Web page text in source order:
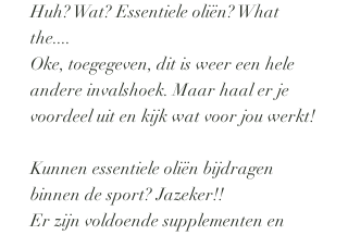
Huh? Wat? Essentiele oliën? What
the....
Oke, toegegeven, dit is weer een hele
andere invalshoek. Maar haal er je
voordeel uit en kijk wat voor jou werkt!
Kunnen essentiele oliën bijdragen
binnen de sport? Jazeker!!
Er zijn voldoende supplementen en